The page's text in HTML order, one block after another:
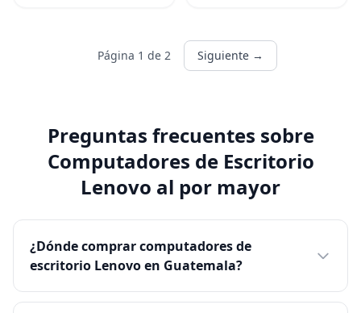
Página 1 de 2 Siguiente →
Preguntas frecuentes sobre
Computadores de Escritorio
Lenovo al por mayor
¿Dónde comprar computadores de
escritorio Lenovo en Guatemala?